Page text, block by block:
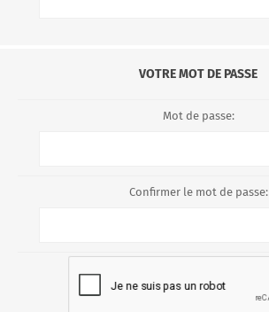
VOTRE MOT DE PASSE
Mot de passe:
Confirmer le mot de passe: